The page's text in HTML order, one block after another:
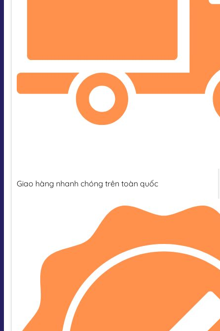
Giao hàng nhanh chóng trên toàn quốc